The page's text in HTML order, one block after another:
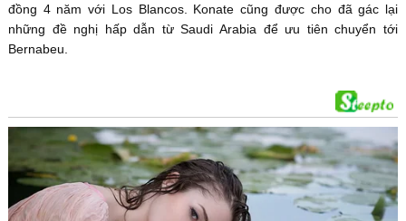
đồng 4 năm với Los Blancos. Konate cũng được cho đã gác lại
những đề nghị hấp dẫn từ Saudi Arabia để ưu tiên chuyển tới
Bernabeu.